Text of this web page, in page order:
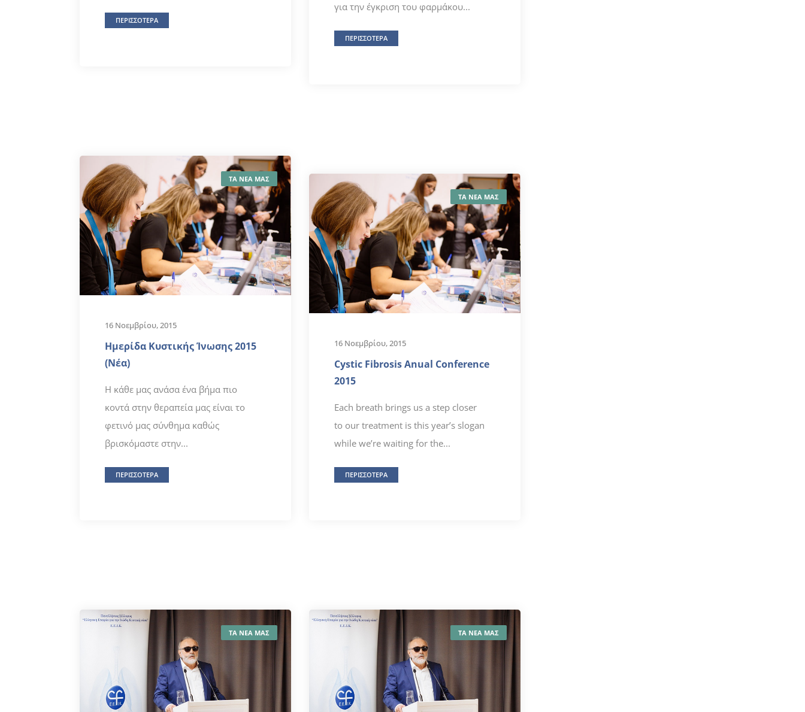
ΠΕΡΙΣΣΟΤΕΡΑ
για την έγκριση του φαρμάκου...
ΠΕΡΙΣΣΟΤΕΡΑ
ΤΑ ΝΕΑ ΜΑΣ
16 Νοεμβρίου, 2015
Ημερίδα Κυστικής Ίνωσης 2015
(Νέα)
Η κάθε μας ανάσα ένα βήμα πιο
κοντά στην θεραπεία μας είναι το
φετινό μας σύνθημα καθώς
βρισκόμαστε στην...
ΠΕΡΙΣΣΟΤΕΡΑ
ΤΑ ΝΕΑ ΜΑΣ
16 Νοεμβρίου, 2015
Cystic Fibrosis Anual Conference
2015
Each breath brings us a step closer
to our treatment is this year’s slogan
while we’re waiting for the...
ΠΕΡΙΣΣΟΤΕΡΑ
ΤΑ ΝΕΑ ΜΑΣ ΤΑ ΝΕΑ ΜΑΣ